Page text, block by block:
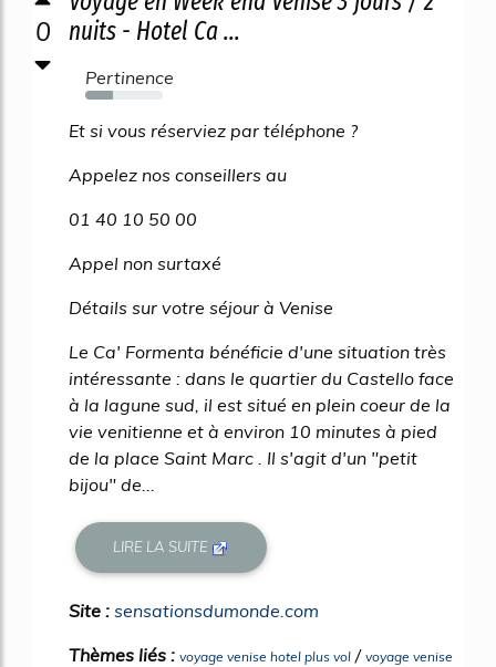
0
nuits - Hotel Ca ...
Pertinence
36%
Et si vous réserviez par téléphone ?
Appelez nos conseillers au
01 40 10 50 00
Appel non surtaxé
Détails sur votre séjour à Venise
Le Ca' Formenta bénéficie d'une situation très
intéressante : dans le quartier du Castello face
à la lagune sud, il est situé en plein coeur de la
vie venitienne et à environ 10 minutes à pied
de la place Saint Marc . Il s'agit d'un "petit
bijou" de...
LIRE LA SUITE
Site : sensationsdumonde.com
Thèmes liés : voyage venise hotel plus vol / voyage venise